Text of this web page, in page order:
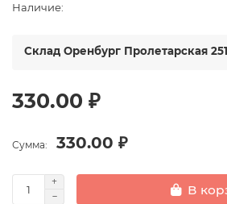
Наличие:
Склад Оренбург Пролетарская 251
330.00 ₽
Сумма: 330.00 ₽
В